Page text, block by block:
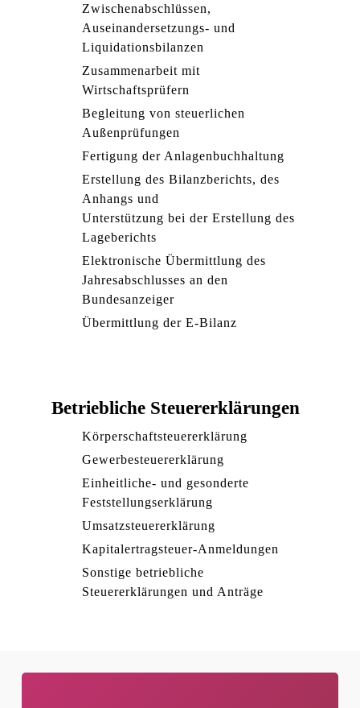
Zwischenabschlüssen,
Auseinandersetzungs- und
Liquidationsbilanzen
Zusammenarbeit mit
Wirtschaftsprüfern
Begleitung von steuerlichen
Außenprüfungen
Fertigung der Anlagenbuchhaltung
Erstellung des Bilanzberichts, des
Anhangs und
Unterstützung bei der Erstellung des
Lageberichts
Elektronische Übermittlung des
Jahresabschlusses an den
Bundesanzeiger
Übermittlung der E-Bilanz
Betriebliche Steuererklärungen
Körperschaftsteuererklärung
Gewerbesteuererklärung
Einheitliche- und gesonderte
Feststellungserklärung
Umsatzsteuererklärung
Kapitalertragsteuer-Anmeldungen
Sonstige betriebliche
Steuererklärungen und Anträge